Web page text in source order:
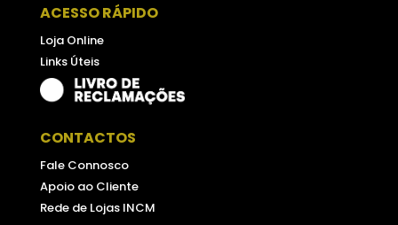
ACESSO RÁPIDO
Loja Online
Links Úteis
CONTACTOS
Fale Connosco
Apoio ao Cliente
Rede de Lojas INCM